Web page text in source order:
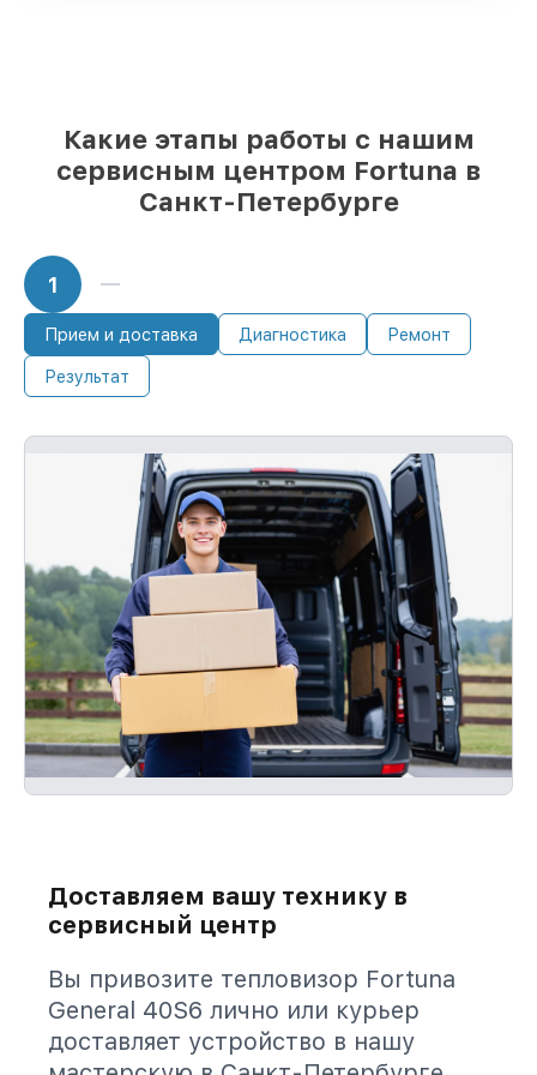
Какие этапы работы с нашим
сервисным центром Fortuna в
Санкт-Петербурге
1
Прием и доставка Диагностика Ремонт
Результат
Доставляем вашу технику в
сервисный центр
Вы привозите тепловизор Fortuna
General 40S6 лично или курьер
доставляет устройство в нашу